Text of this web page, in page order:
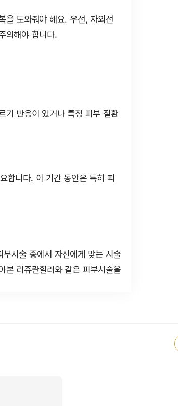
을 도와줘야 해요. 우선, 자외선
의해야 합니다.
기 반응이 있거나 특정 피부 질환
합니다. 이 기간 동안은 특히 피
시술 중에서 자신에게 맞는 시술
본 리쥬란힐러와 같은 피부시술을